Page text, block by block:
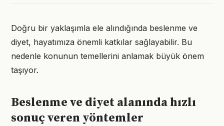
Doğru bir yaklaşımla ele alındığında beslenme ve
diyet, hayatımıza önemli katkılar sağlayabilir. Bu
nedenle konunun temellerini anlamak büyük önem
taşıyor.
Beslenme ve diyet alanında hızlı
sonuç veren yöntemler